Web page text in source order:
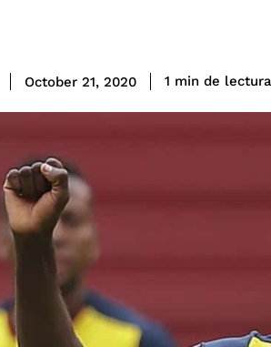
October 21, 2020 1 min de lectura